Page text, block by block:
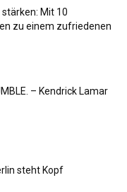
Mit 10
zu einem zufriedenen
– Kendrick Lamar
steht Kopf